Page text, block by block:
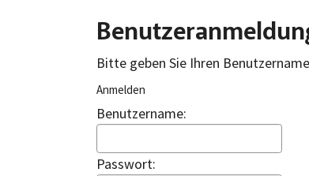
Bitte geben Sie Ihren
Anmelden
Benutzername:
Passwort: